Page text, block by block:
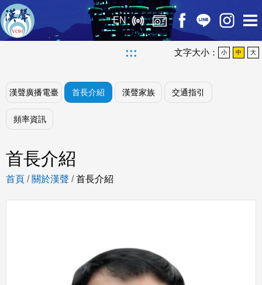
EN
::: 文字大小： 小 中 大
漢聲廣播電臺 首長介紹 漢聲家族 交通指引
頻率資訊
首長介紹
首頁 / 關於漢聲 /首長介紹